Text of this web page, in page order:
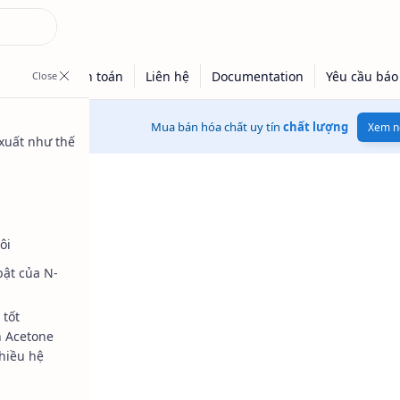
Mua bán hóa chất uy tín chất lượng Xem
như thế
của N-
tốt
Acetone
hệ